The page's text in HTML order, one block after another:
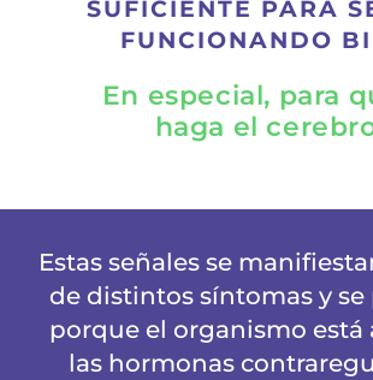
SUFICIENTE PARA
FUNCIONANDO
En especial, para
haga el
Estas señales se
de distintos síntomas y
porque el organismo está
las hormonas